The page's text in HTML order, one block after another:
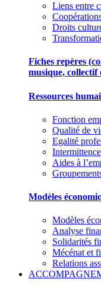
Liens entre
Droits
Fiches repères
musique, collectif
Ressources
Fonction
Qualité de
Egalité
Intermittence
Aides à
Modèles
Modèles
Analyse
Solidarités
Mécénat et
Relations